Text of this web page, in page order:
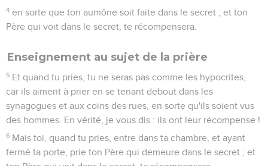
4 en sorte que ton aumône soit faite dans le secret ; et ton
Père qui voit dans le secret, te récompensera.
Enseignement au sujet de la prière
5 Et quand tu pries, tu ne seras pas comme les hypocrites,
car ils aiment à prier en se tenant debout dans les
synagogues et aux coins des rues, en sorte qu'ils soient vus
des hommes. En vérité, je vous dis : ils ont leur récompense !
6 Mais toi, quand tu pries, entre dans ta chambre, et ayant
fermé ta porte, prie ton Père qui demeure dans le secret ; et